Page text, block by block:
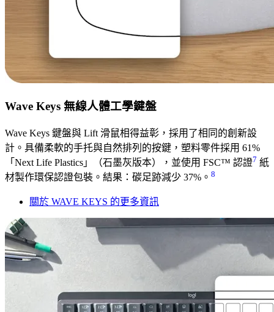
Wave Keys 無線人體工學鍵盤
Wave Keys 鍵盤與 Lift 滑鼠相得益彰，採用了相同的創新設
計。具備柔軟的手托與自然排列的按鍵，塑料零件採用 61%
「Next Life Plastics」（石墨灰版本），並使用 FSC™ 認證7 紙
材製作環保認證包裝。結果：碳足跡減少 37%。 8
關於 WAVE KEYS 的更多資訊